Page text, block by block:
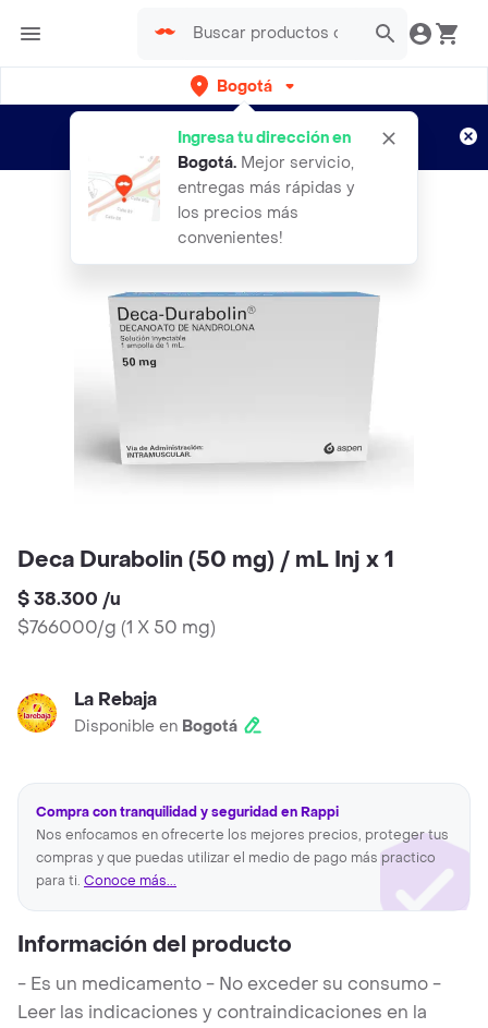
Bogotá
Ingresa tu dirección en
Bogotá. Mejor servicio,
entregas más rápidas y
los precios más
convenientes!
envíos gratis por semanas
Aplican TyC
Deca Durabolin (50 mg) / mL Inj x 1
$ 38.300 /u
$766000/g (1 X 50 mg)
La Rebaja
Disponible en Bogotá
Compra con tranquilidad y seguridad en Rappi
Nos enfocamos en ofrecerte los mejores precios, proteger tus
compras y que puedas utilizar el medio de pago más practico
para ti. Conoce más...
Información del producto
- Es un medicamento - No exceder su consumo -
Leer las indicaciones y contraindicaciones en la